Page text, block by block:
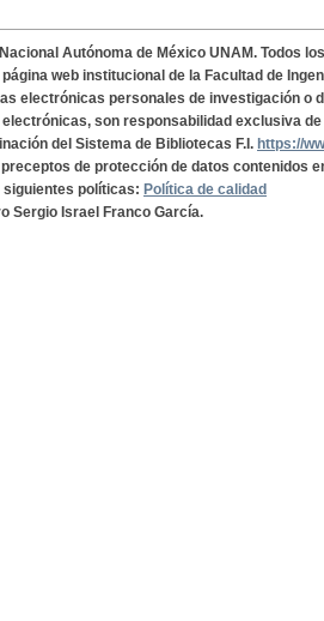
Autónoma de México UNAM. Todos
web institucional de la Facultad de
electrónicas personales de investigación o
electrónicas, son responsabilidad exclusiva
del Sistema de Bibliotecas F.I. https://
de protección de datos contenidos
siguientes políticas: Política de calidad
Sergio Israel Franco García.